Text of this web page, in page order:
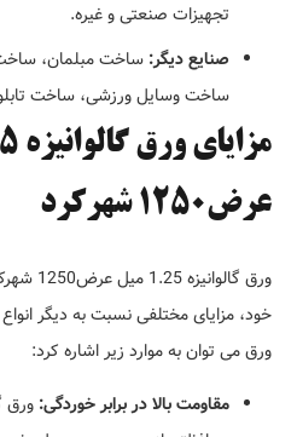
تجهیزات صنعتی و غیره.
صنایع دیگر: ساخت مبلمان،
ساخت وسایل ورزشی، ساخت
عرض1250 شهرکرد
ورق
خود، مزایای مختلفی نسبت به دیگر
ورق می توان به موارد زیر اشاره کرد:
مقاومت بالا در برابر خوردگی: ورق